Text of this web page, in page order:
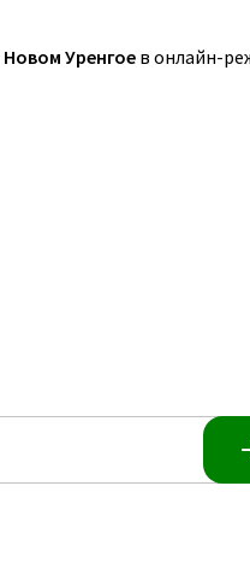
Новом Уренгое в онлайн-